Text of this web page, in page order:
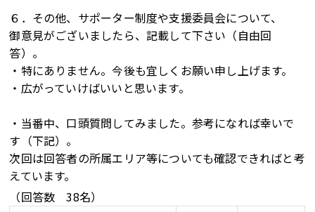
６．その他、サポーター制度や支援委員会について、
御意見がございましたら、記載して下さい（自由回
答）。
・特にありません。今後も宜しくお願い申し上げます。
・広がっていけばいいと思います。
・当番中、口頭質問してみました。参考になれば幸いで
す（下記）。
次回は回答者の所属エリア等についても確認できればと考
えています。
（回答数 38名）